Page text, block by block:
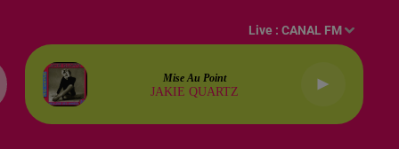
Live :CANAL FM
Mise Au Point
JAKIE QUARTZ